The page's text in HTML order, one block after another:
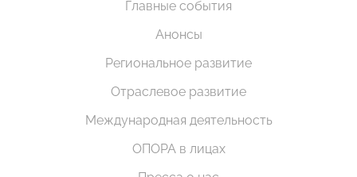
Главные события
Анонсы
Региональное развитие
Отраслевое развитие
Международная деятельность
ОПОРА в лицах